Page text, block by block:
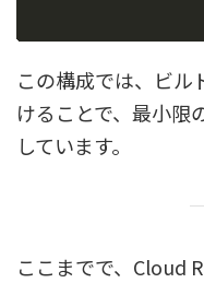
この構成では、ビ
けることで、最小限
しています。
ここまでで、Cloud